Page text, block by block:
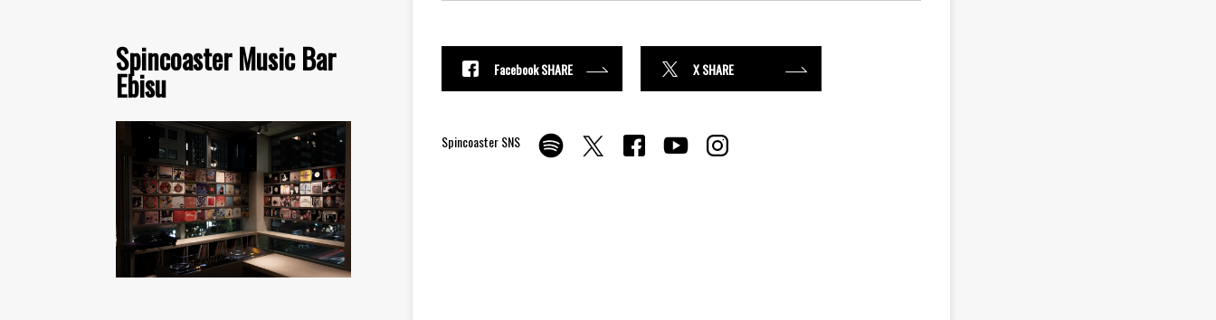
Spincoaster Music Bar
Ebisu Facebook SHARE X SHARE
Spincoaster SNS